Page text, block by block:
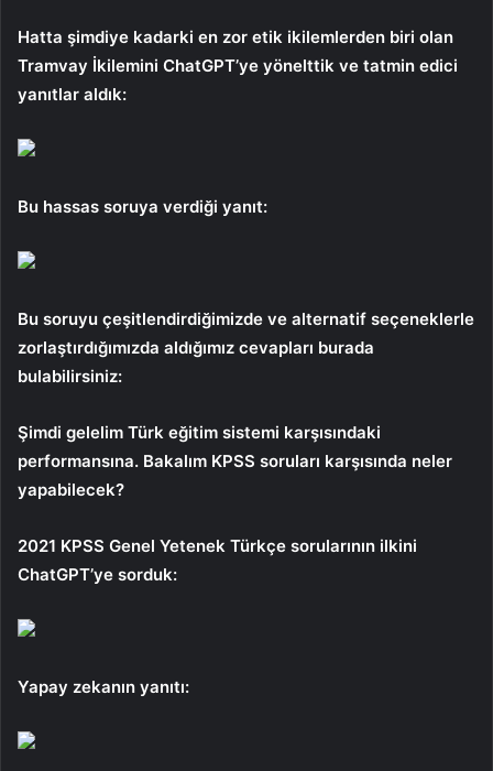
Hatta şimdiye kadarki en zor etik ikilemlerden biri olan
Tramvay İkilemini ChatGPT’ye yönelttik ve tatmin edici
yanıtlar aldık:
Bu hassas soruya verdiği yanıt:
Bu soruyu çeşitlendirdiğimizde ve alternatif seçeneklerle
zorlaştırdığımızda aldığımız cevapları burada
bulabilirsiniz:
Şimdi gelelim Türk eğitim sistemi karşısındaki
performansına. Bakalım KPSS soruları karşısında neler
yapabilecek?
2021 KPSS Genel Yetenek Türkçe sorularının ilkini
ChatGPT’ye sorduk:
Yapay zekanın yanıtı: